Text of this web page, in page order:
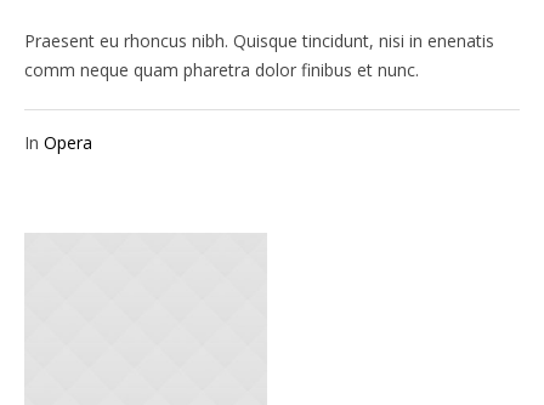
Praesent eu rhoncus nibh. Quisque tincidunt, nisi in enenatis
comm neque quam pharetra dolor finibus et nunc.
In Opera